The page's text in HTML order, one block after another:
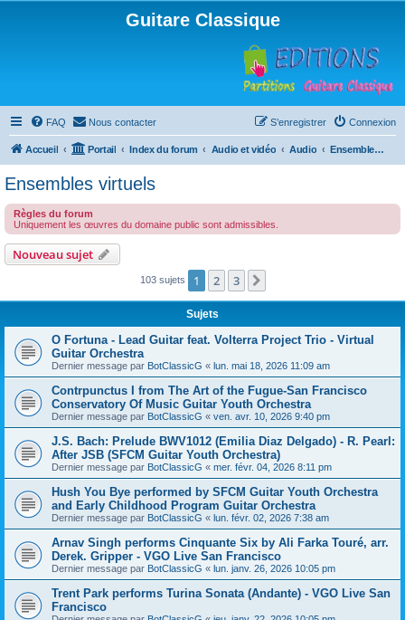
Guitare Classique
FAQ Nous contacter Connexion
S’enregistrer
Accueil Portail Index du forum Audio et vidéo Audio Ensembles virtuels
Ensembles virtuels
Règles du forum
Uniquement les œuvres du domaine public sont admissibles.
Nouveau sujet
103 sujets 1 2 3
Sujets
O Fortuna - Lead Guitar feat. Volterra Project Trio - Virtual
Guitar Orchestra
Dernier message par BotClassicG « lun. mai 18, 2026 11:09 am
Contrpunctus I from The Art of the Fugue-San Francisco
Conservatory Of Music Guitar Youth Orchestra
Dernier message par BotClassicG « ven. avr. 10, 2026 9:40 pm
J.S. Bach: Prelude BWV1012 (Emilia Diaz Delgado) - R. Pearl:
After JSB (SFCM Guitar Youth Orchestra)
Dernier message par BotClassicG « mer. févr. 04, 2026 8:11 pm
Hush You Bye performed by SFCM Guitar Youth Orchestra
and Early Childhood Program Guitar Orchestra
Dernier message par BotClassicG « lun. févr. 02, 2026 7:38 am
Arnav Singh performs Cinquante Six by Ali Farka Touré, arr.
Derek. Gripper - VGO Live San Francisco
Dernier message par BotClassicG « lun. janv. 26, 2026 10:05 pm
Trent Park performs Turina Sonata (Andante) - VGO Live San
Francisco